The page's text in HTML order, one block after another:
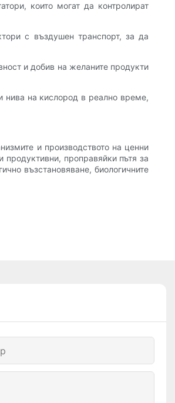
които могат да контролират
с въздушен транспорт, за да
и добив на желаните продукти
нива на кислород в реално време,
и производството на ценни
продуктивни, проправяйки пътя за
възстановяване, биологичните